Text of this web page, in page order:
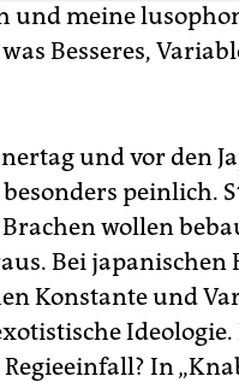
und meine
Besseres,
und vor den
peinlich.
wollen
Bei japanischen
Konstante und
Ideologie.
In